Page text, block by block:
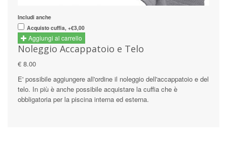
Includi anche
Acquisto cuffia, +€3,00
Aggiungi al carrello
Noleggio Accappatoio e Telo
€ 8.00
E' possibile aggiungere all'ordine il noleggio dell'accappatoio e del
telo. In più è anche possibile acquistare la cuffia che è
obbligatoria per la piscina interna ed esterna.